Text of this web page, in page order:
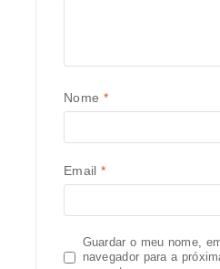
Nome *
Email *
Guardar o meu nome,
navegador para a